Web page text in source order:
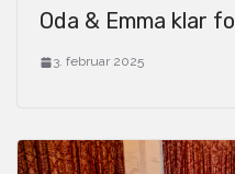
Oda & Emma klar
3. februar 2025